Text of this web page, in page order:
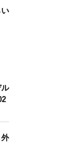
い
ル
外